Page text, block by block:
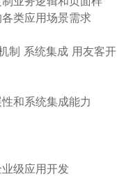
类应用场景需求
系统集成 用友客开
和系统集成能力
级应用开发